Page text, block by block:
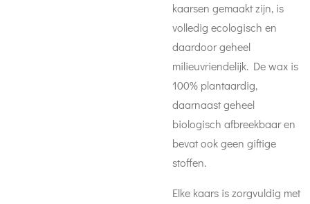
kaarsen gemaakt zijn, is
volledig ecologisch en
daardoor geheel
milieuvriendelijk. De wax is
100% plantaardig,
daarnaast geheel
biologisch afbreekbaar en
bevat ook geen giftige
stoffen.
Elke kaars is zorgvuldig met